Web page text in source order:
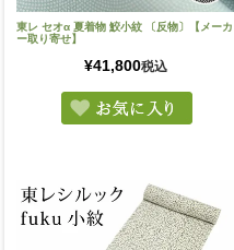
東レ セオα 夏着物 鮫小紋 〔反物〕【メーカ
ー取り寄せ】
¥41,800税込